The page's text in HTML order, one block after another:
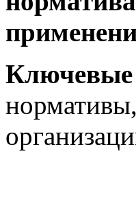
Ключевые